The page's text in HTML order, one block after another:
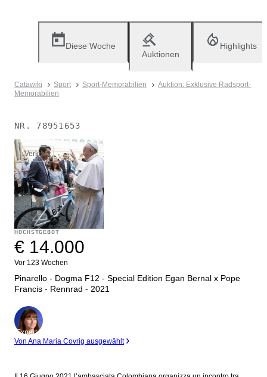
Diese Woche
Auktionen
Highlights
Catawiki Sport Sport-Memorabilien
Auktion: Exklusive Radsport-
Memorabilien
NR. 78951653
Verkauft
HÖCHSTGEBOT
€ 14.000
Vor 123 Wochen
Pinarello - Dogma F12 - Special Edition Egan Bernal x Pope
Francis - Rennrad - 2021
Experte
Von Ana Maria Covrig ausgewählt